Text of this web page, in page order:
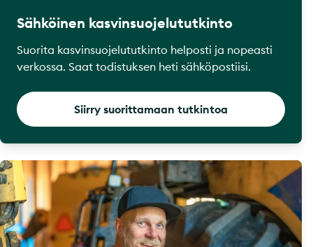
Sähköinen kasvinsuojelututkinto
Suorita kasvinsuojelututkinto helposti ja nopeasti
verkossa. Saat todistuksen heti sähköpostiisi.
Siirry suorittamaan tutkintoa